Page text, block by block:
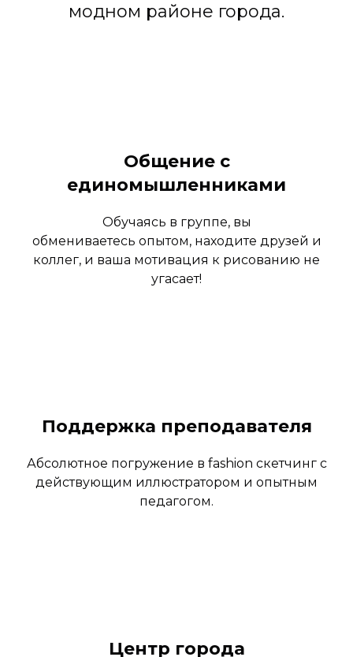
модном районе города.
Общение с
единомышленниками
Обучаясь в группе, вы
обмениваетесь опытом, находите друзей и
коллег, и ваша мотивация к рисованию не
угасает!
Поддержка преподавателя
Абсолютное погружение в fashion скетчинг с
действующим иллюстратором и опытным
педагогом.
Центр города